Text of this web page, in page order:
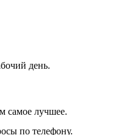
день.
самое лучшее.